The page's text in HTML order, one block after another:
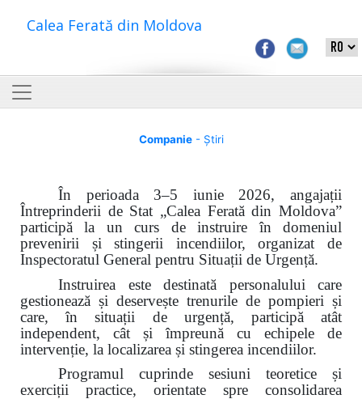
Calea Ferată din Moldova
Companie- Știri
În perioada 3–5 iunie 2026, angajații
Întreprinderii de Stat „Calea Ferată din Moldova”
participă la un curs de instruire în domeniul
prevenirii și stingerii incendiilor, organizat de
Inspectoratul General pentru Situații de Urgență.
Instruirea este destinată personalului care
gestionează și deservește trenurile de pompieri și
care, în situații de urgență, participă atât
independent, cât și împreună cu echipele de
intervenție, la localizarea și stingerea incendiilor.
Programul cuprinde sesiuni teoretice și
exerciții practice, orientate spre consolidarea